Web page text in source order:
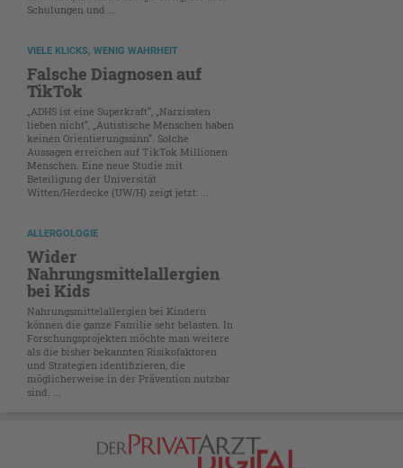
Schulungen und ...
VIELE KLICKS, WENIG WAHRHEIT
Falsche Diagnosen auf
TikTok
„ADHS ist eine Superkraft“, „Narzissten
lieben nicht“, „Autistische Menschen haben
keinen Orientierungssinn“. Solche
Aussagen erreichen auf TikTok Millionen
Menschen. Eine neue Studie mit
Beteiligung der Universität
Witten/Herdecke (UW/H) zeigt jetzt: ...
ALLERGOLOGIE
Wider
Nahrungsmittelallergien
bei Kids
Nahrungsmittelallergien bei Kindern
können die ganze Familie sehr belasten. In
Forschungsprojekten möchte man weitere
als die bisher bekannten Risikofaktoren
und Strategien identifizieren, die
möglicherweise in der Prävention nutzbar
sind. ...